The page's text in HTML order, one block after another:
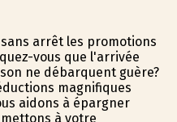
arrêt les promotions
vous que l'arrivée
ne débarquent guère?
magnifiques
aidons à épargner
à votre